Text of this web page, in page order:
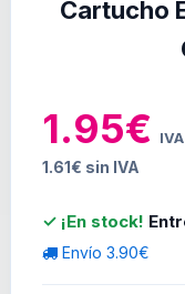
Cartucho
1.95€
1.61€ sin IVA
✓ ¡En stock!
Envío 3.90€